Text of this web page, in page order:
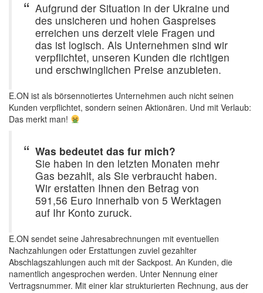
Aufgrund der Situation in der Ukraine und
des unsicheren und hohen Gaspreises
erreichen uns derzeit viele Fragen und
das ist logisch. Als Unternehmen sind wir
verpflichtet, unseren Kunden die richtigen
und erschwinglichen Preise anzubieten.
E.ON ist als börsennotiertes Unternehmen auch nicht seinen
Kunden verpflichtet, sondern seinen Aktionären. Und mit Verlaub:
Das merkt man!
Was bedeutet das fur mich?
Sie haben in den letzten Monaten mehr
Gas bezahlt, als Sie verbraucht haben.
Wir erstatten Ihnen den Betrag von
591,56 Euro innerhalb von 5 Werktagen
auf Ihr Konto zuruck.
E.ON sendet seine Jahresabrechnungen mit eventuellen
Nachzahlungen oder Erstattungen zuviel gezahlter
Abschlagszahlungen auch mit der Sackpost. An Kunden, die
namentlich angesprochen werden. Unter Nennung einer
Vertragsnummer. Mit einer klar strukturierten Rechnung, aus der